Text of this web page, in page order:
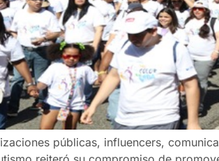
públicas, influencers,